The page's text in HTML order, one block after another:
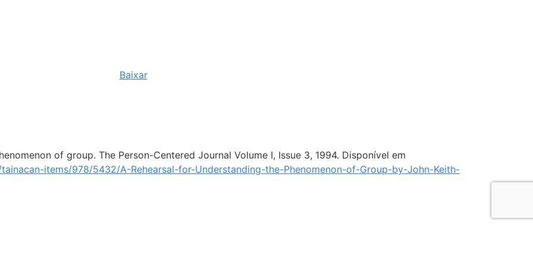
Baixar
of group. The Person-Centered Journal Volume I, Issue 3, 1994. Disponível em
items/978/5432/A-Rehearsal-for-Understanding-the-Phenomenon-of-Group-by-John-Keith-